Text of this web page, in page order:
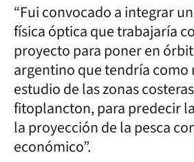
“Fui convocado a integrar
física óptica que trabajaría
proyecto para poner en
argentino que tendría como
estudio de las zonas
fitoplancton, para predecir
la proyección de la pesca
económico”.